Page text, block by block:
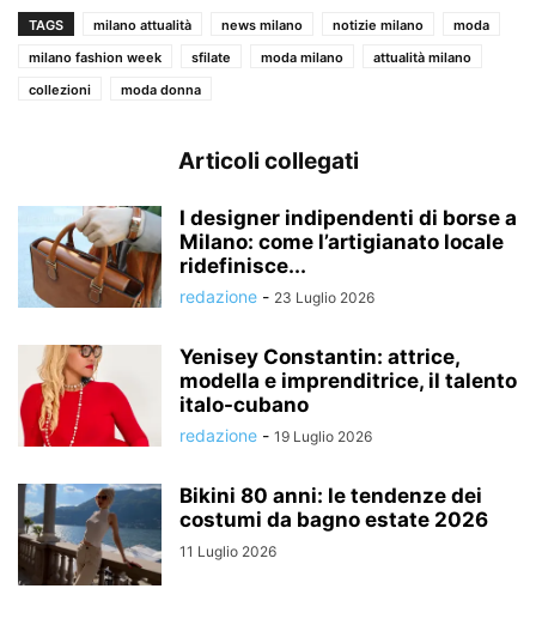
TAGS milano attualità news milano notizie milano
moda
milano fashion week
sfilate moda milano
attualità milano
collezioni
moda donna
Articoli collegati
I designer indipendenti di borse a
Milano: come l’artigianato locale
ridefinisce...
redazione - 23 Luglio 2026
Yenisey Constantin: attrice,
modella e imprenditrice, il talento
italo-cubano
redazione - 19 Luglio 2026
Bikini 80 anni: le tendenze dei
costumi da bagno estate 2026
11 Luglio 2026